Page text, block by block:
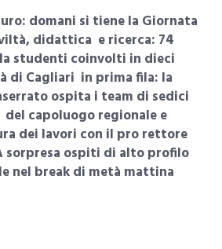
domani si tiene la Giornata
didattica e ricerca: 74
studenti coinvolti in dieci
di Cagliari in prima fila: la
ospita i team di sedici
del capoluogo regionale e
dei lavori con il pro rettore
sorpresa ospiti di alto profilo
nel break di metà mattina